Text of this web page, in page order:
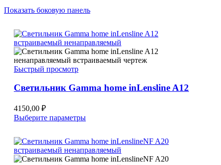
Показать боковую панель
Быстрый просмотр
Светильник Gamma home inLensline A12
4150,00 ₽
Выберите параметрыЭтот
несколько
вариаций.
Опции